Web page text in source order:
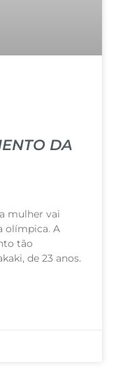
DA
mulher vai
olímpica. A
tão
de 23 anos.